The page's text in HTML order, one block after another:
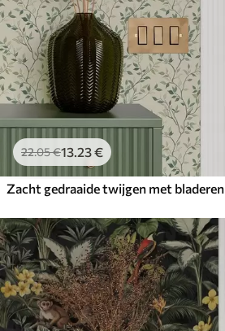
22.05€13.23€
Zacht gedraaide twijgen met bladeren